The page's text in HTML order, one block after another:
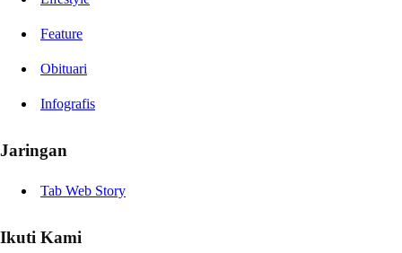
Feature
Obituari
Infografis
Jaringan
Tab Web Story
Ikuti Kami